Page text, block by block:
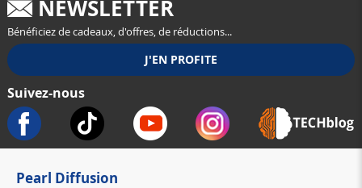
NEWSLETTER
Bénéficiez de cadeaux, d'offres, de réductions...
Suivez-nous
Pearl Diffusion